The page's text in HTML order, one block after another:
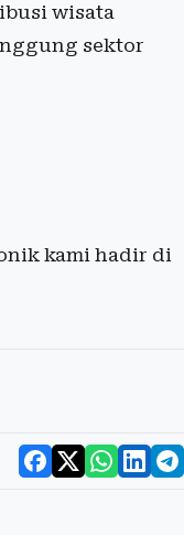
wisata
sektor
kami hadir di